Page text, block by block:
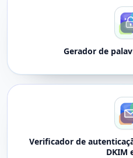
Gerador de
Verificador de
DKIM